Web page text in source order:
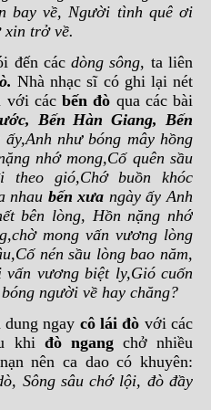
bay về, Người tình quê ơi
xin trở về.
đến cácdòng sông, ta liên
Nhà nhạc sĩ có ghi lại nét
với các bến đò qua các bài
Bến Hàn Giang, Bến
ấy,Anh như bóng mây hồng
nhớ mong,Cố quên sầu
theo gió,Chớ buồn khóc
nhau bến xưa ngày ấy Anh
bên lòng, Hồn nặng nhớ
mong vấn vương lòng
nén sầu lòng bao năm,
vương biệt ly,Gió cuốn
người về hay chăng?
dung ngay cô lái đò với các
khi đò ngangchở nhiều
nên ca dao có khuyên:
Sông sâu chớ lội, đò đầy